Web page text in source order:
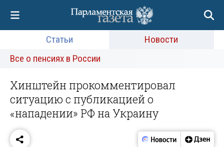
Статьи
Новости
Все о пенсиях в России
Хинштейн прокомментировал
ситуацию с публикацией о
«нападении» РФ на Украину